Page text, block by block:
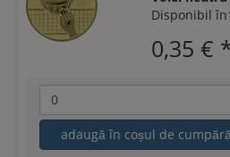
Disponibil
0,35 €
adaugă în coșul de